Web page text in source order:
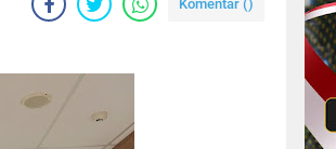
Komentar ()